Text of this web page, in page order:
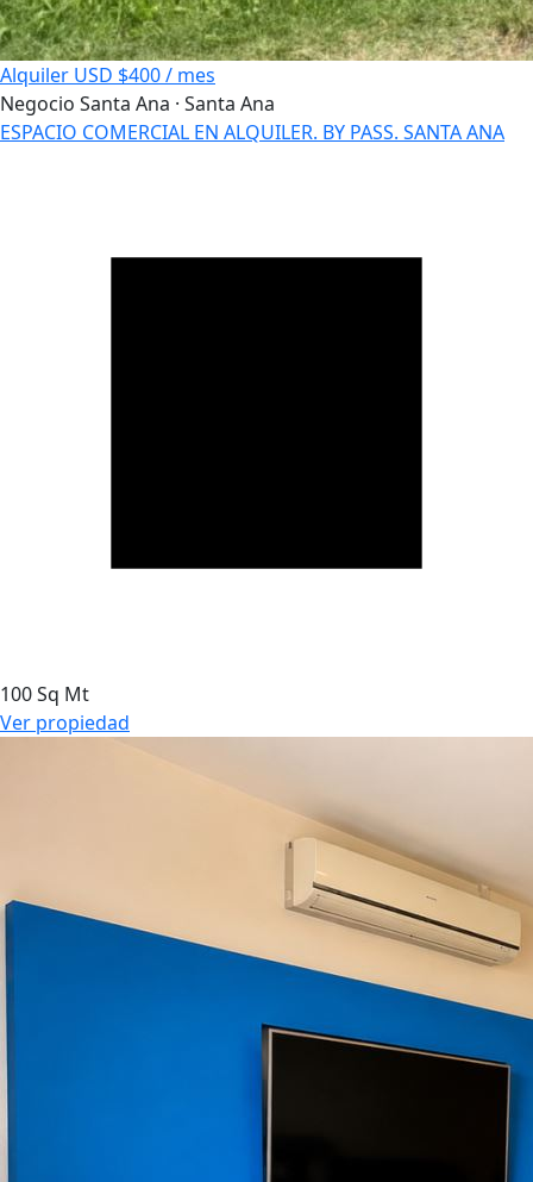
Alquiler USD $400 / mes
Negocio Santa Ana · Santa Ana
ESPACIO COMERCIAL EN ALQUILER. BY PASS. SANTA ANA
100 Sq Mt
Ver propiedad